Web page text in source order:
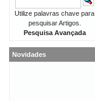
Utilize palavras chave para
pesquisar Artigos.
Pesquisa Avançada
Novidades